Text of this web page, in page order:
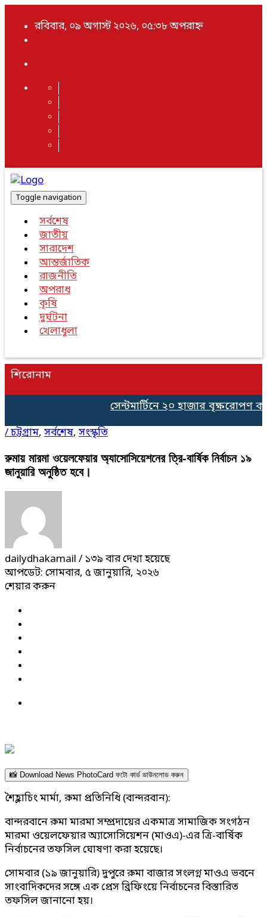
রবিবার, ০৯ অগাস্ট ২০২৬, ০৫:৩৮ অপরাহ্ন
Toggle navigation
সর্বশেষ
জাতীয়
সারাদেশ
আন্তর্জাতিক
রাজনীতি
অপরাধ
কৃষি
দুর্ঘটনা
খেলাধুলা
শিরোনাম
সেন্টমার্টিনে ২০ হাজার বৃক্ষরোপণ
/চট্টগ্রাম, সর্বশেষ, সংস্কৃতি
রুমায় মারমা ওয়েলফেয়ার অ্যাসোসিয়েশনের ত্রি-বার্ষিক নির্বাচন ১৯
জানুয়ারি অনুষ্ঠিত হবে।
dailydhakamail / ১৩৯ বার দেখা হয়েছে
আপডেট: সোমবার, ৫ জানুয়ারি, ২০২৬
শেয়ার করুন
📸 Download News PhotoCard ফটো কার্ড ডাউনলোড করুন
শৈহ্লাচিং মার্মা, রুমা প্রতিনিধি (বান্দরবান):
বান্দরবানে রুমা মারমা সম্প্রদায়ের একমাত্র সামাজিক সংগঠন
মারমা ওয়েলফেয়ার অ্যাসোসিয়েশন (মাওএ)-এর ত্রি-বার্ষিক
নির্বাচনের তফসিল ঘোষণা করা হয়েছে।
সোমবার (১৯ জানুয়ারি) দুপুরে রুমা বাজার সংলগ্ন মাওএ ভবনে
সাংবাদিকদের সঙ্গে এক প্রেস ব্রিফিংয়ে নির্বাচনের বিস্তারিত
তফসিল জানানো হয়।